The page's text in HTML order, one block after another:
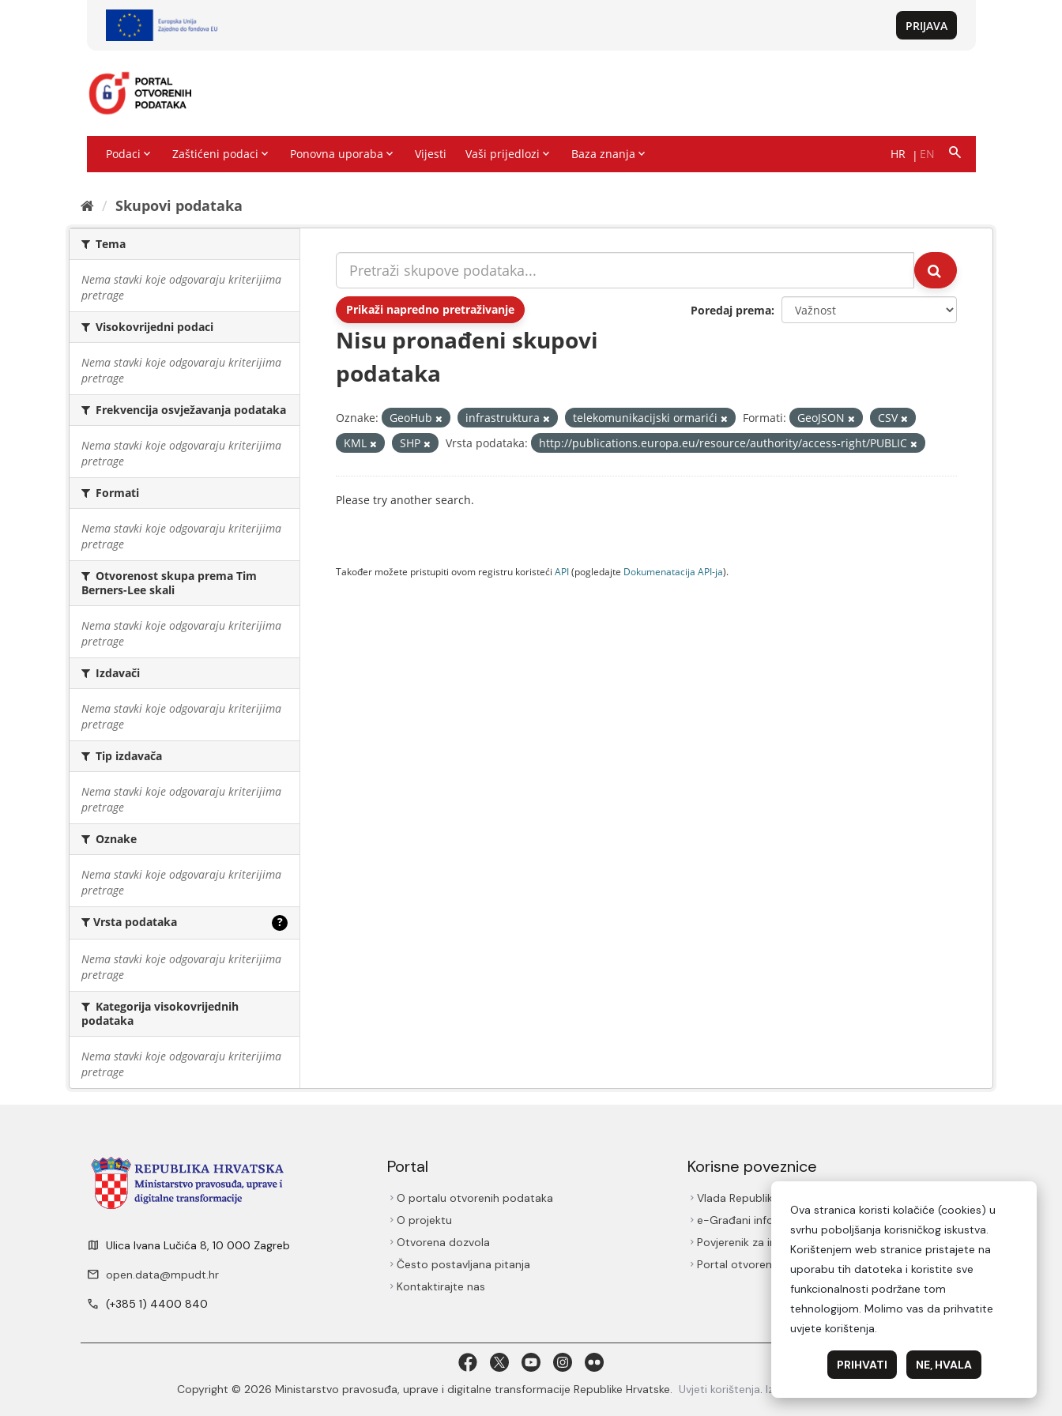
Skupovi podаtаkа
Tema
Nema stavki koje odgovaraju kriterijima
pretrage
Visokovrijedni podaci
Nema stavki koje odgovaraju kriterijima
pretrage
Frekvencija osvježavanja podataka
Nema stavki koje odgovaraju kriterijima
pretrage
Formati
Nema stavki koje odgovaraju kriterijima
pretrage
Otvorenost skupa prema Tim
Berners-Lee skali
Nema stavki koje odgovaraju kriterijima
pretrage
Izdavači
Nema stavki koje odgovaraju kriterijima
pretrage
Tip izdavača
Nema stavki koje odgovaraju kriterijima
pretrage
Oznake
Nema stavki koje odgovaraju kriterijima
pretrage
Vrsta podataka ?
Nema stavki koje odgovaraju kriterijima
pretrage
Kategorija visokovrijednih
podataka
Nema stavki koje odgovaraju kriterijima
pretrage
Prikaži napredno pretraživanje Poredaj prema
Nisu pronađeni skupovi
podataka
Oznake: GeoHub infrastruktura telekomunikacijski ormarići Formati: GeoJSON
CSV
KML
SHP Vrsta podataka: http://publications.europa.eu/resource/authority/access-right/PUBLIC
Please try another search.
Također možete pristupiti ovom registru koristeći API(pogledajte Dokumenаtаcijа API-jа).